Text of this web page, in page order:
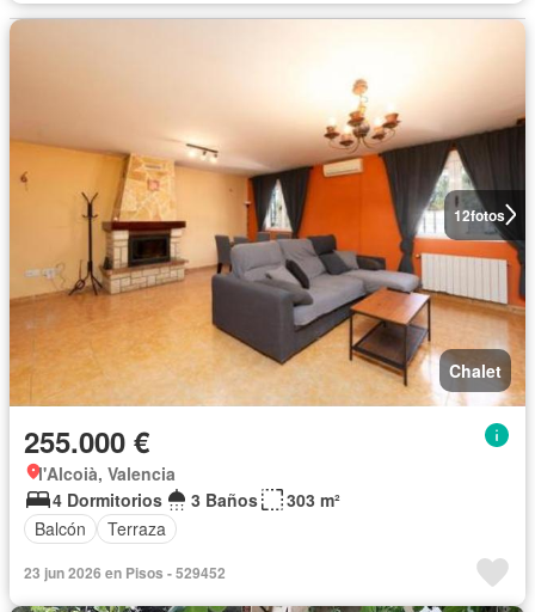
12fotos
Chalet
255.000 €
l'Alcoià, Valencia
4 Dormitorios
3 Baños
303 m²
Balcón
Terraza
23 jun 2026 en Pisos - 529452